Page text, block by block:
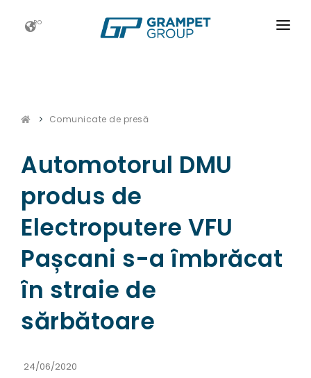
RO
NOUTATI
CONTACT
Comunicate de presă
Automotorul DMU
produs de
Electroputere VFU
Pașcani s-a îmbrăcat
în straie de
sărbătoare
24/06/2020